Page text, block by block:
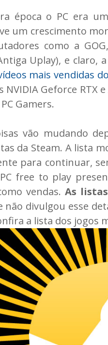
época o PC era
um crescimento
como a
Uplay), e claro,
mais vendidas
NVIDIA Geforce RTX
Gamers.
vão mudando
da Steam. A lista
para continuar,
free to play
vendas. As
não divulgou esse
a lista dos jogos